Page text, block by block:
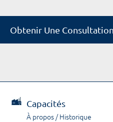
Obtenir Une
Capacités
À propos / Historique